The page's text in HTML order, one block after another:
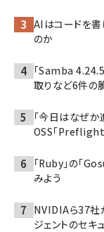
AIはコードを書
のか
「Samba
取りなど6件の
「今日はなぜか
OSS「Preflight
「Ruby」の「
みよう
NVIDIAら37社
ジェントのセ